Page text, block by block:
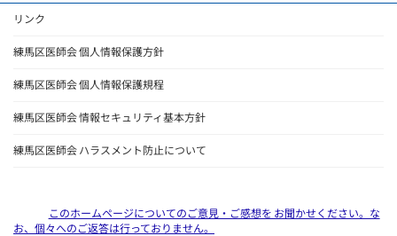
リンク
練馬区医師会 個人情報保護方針
練馬区医師会 個人情報保護規程
練馬区医師会 情報セキュリティ基本方針
練馬区医師会 ハラスメント防止について
このホームページについてのご意見・ご感想を お聞かせください。な
お、個々へのご返答は行っておりません。